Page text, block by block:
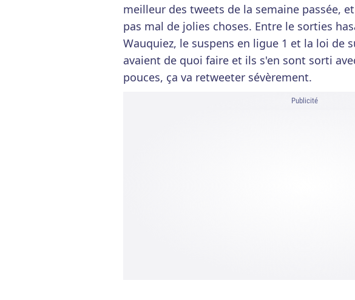
meilleur des tweets de la semaine passée,
pas mal de jolies choses. Entre le sorties
Wauquiez, le suspens en ligue 1 et la loi de
avaient de quoi faire et ils s'en sont sorti
pouces, ça va retweeter sévèrement.
Publicité